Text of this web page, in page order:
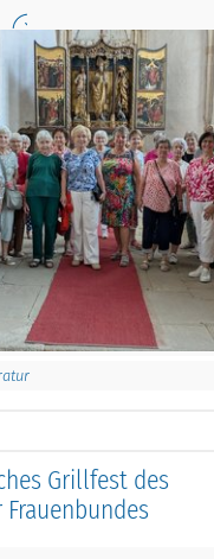
Grillfest des